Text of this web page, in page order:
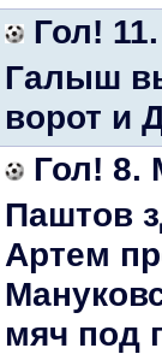
Гол!
Галыш
ворот и
Гол! 8.
Паштов
Артем
мяч под